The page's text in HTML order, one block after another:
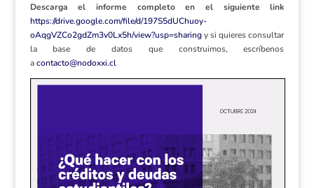
Descarga el informe completo en el siguiente link
https://drive.google.com/file/d/197S5dUChuoy-
oAqgVZCo2gdZm3v0Lx5h/view?usp=sharingy si quieres consultar
la base de datos que construimos, escríbenos
acontacto@nodoxxi.cl